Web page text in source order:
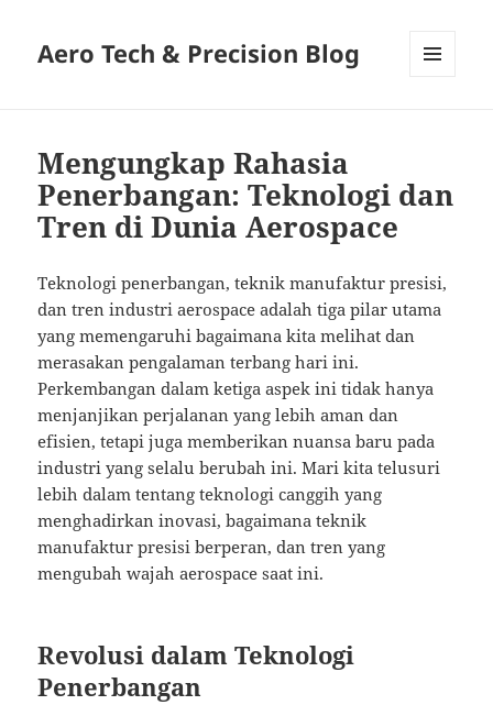
Aero Tech & Precision Blog
Mengungkap Rahasia
Penerbangan: Teknologi dan
Tren di Dunia Aerospace
Teknologi penerbangan, teknik manufaktur presisi,
dan tren industri aerospace adalah tiga pilar utama
yang memengaruhi bagaimana kita melihat dan
merasakan pengalaman terbang hari ini.
Perkembangan dalam ketiga aspek ini tidak hanya
menjanjikan perjalanan yang lebih aman dan
efisien, tetapi juga memberikan nuansa baru pada
industri yang selalu berubah ini. Mari kita telusuri
lebih dalam tentang teknologi canggih yang
menghadirkan inovasi, bagaimana teknik
manufaktur presisi berperan, dan tren yang
mengubah wajah aerospace saat ini.
Revolusi dalam Teknologi
Penerbangan